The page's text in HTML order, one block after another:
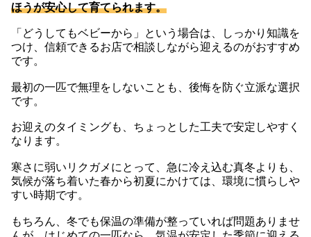
ほうが安心して育てられます。
「どうしてもベビーから」という場合は、しっかり知識を
つけ、信頼できるお店で相談しながら迎えるのがおすすめ
です。
最初の一匹で無理をしないことも、後悔を防ぐ立派な選択
です。
お迎えのタイミングも、ちょっとした工夫で安定しやすく
なります。
寒さに弱いリクガメにとって、急に冷え込む真冬よりも、
気候が落ち着いた春から初夏にかけては、環境に慣らしや
すい時期です。
もちろん、冬でも保温の準備が整っていれば問題ありませ